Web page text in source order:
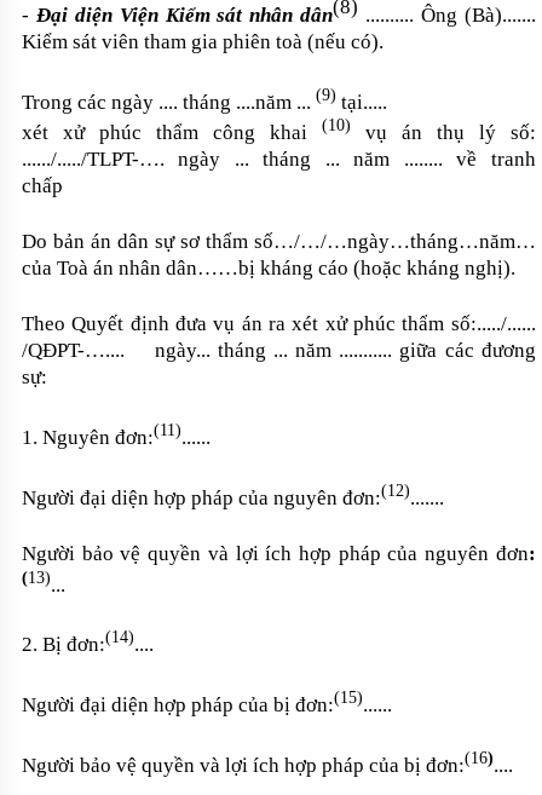
- Đại diện Viện Kiểm sát nhân dân(8) .......... Ông (Bà).......
Kiểm sát viên tham gia phiên toà (nếu có).
Trong các ngày .... tháng ....năm ... (9) tại.....
xét xử phúc thẩm công khai (10)
vụ án thụ lý số:
....../...../TLPT-…. ngày ... tháng ... năm ........ về tranh
chấp
Do bản án dân sự sơ thẩm số…/…/…ngày…tháng…năm…
của Toà án nhân dân……bị kháng cáo (hoặc kháng nghị).
Theo Quyết định đưa vụ án ra xét xử phúc thẩm số:...../......
/QĐPT-….... ngày... tháng ... năm ........... giữa các đương
sự:
1. Nguyên đơn:(11)......
Người đại diện hợp pháp của nguyên đơn:(12).......
Người bảo vệ quyền và lợi ích hợp pháp của nguyên đơn:
(13)...
2. Bị đơn:(14)....
Người đại diện hợp pháp của bị đơn:(15)......
Người bảo vệ quyền và lợi ích hợp pháp của bị đơn:(16)....